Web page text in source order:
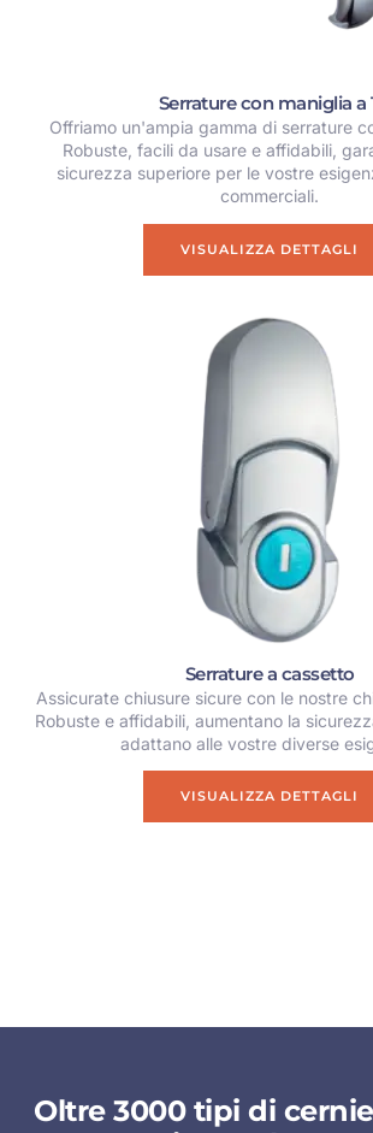
Serrature con maniglia a
Offriamo un'ampia gamma di serrature
Robuste, facili da usare e affidabili,
sicurezza superiore per le vostre
commerciali.
VISUALIZZA DETTAGLI
Serrature a cassetto
Assicurate chiusure sicure con le nostre
Robuste e affidabili, aumentano la
adattano alle vostre diverse
VISUALIZZA DETTAGLI
Oltre 3000 tipi di